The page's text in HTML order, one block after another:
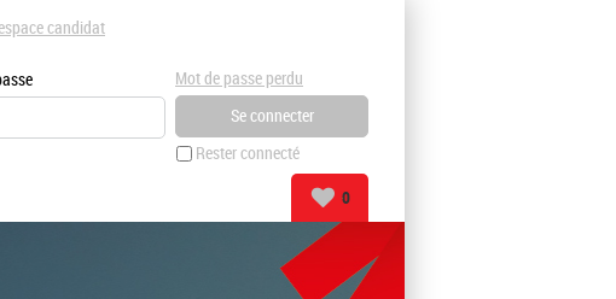
Rester connecté
Mot de passe perdu
candidat
0